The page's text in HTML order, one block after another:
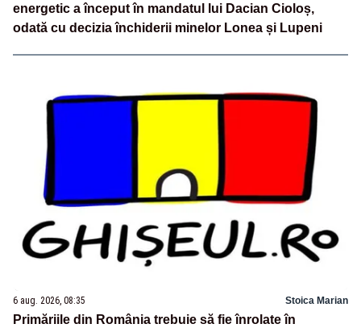
energetic a început în mandatul lui Dacian Cioloș,
odată cu decizia închiderii minelor Lonea și Lupeni
6 aug. 2026, 08:35 Stoica Marian
Primăriile din România trebuie să fie înrolate în